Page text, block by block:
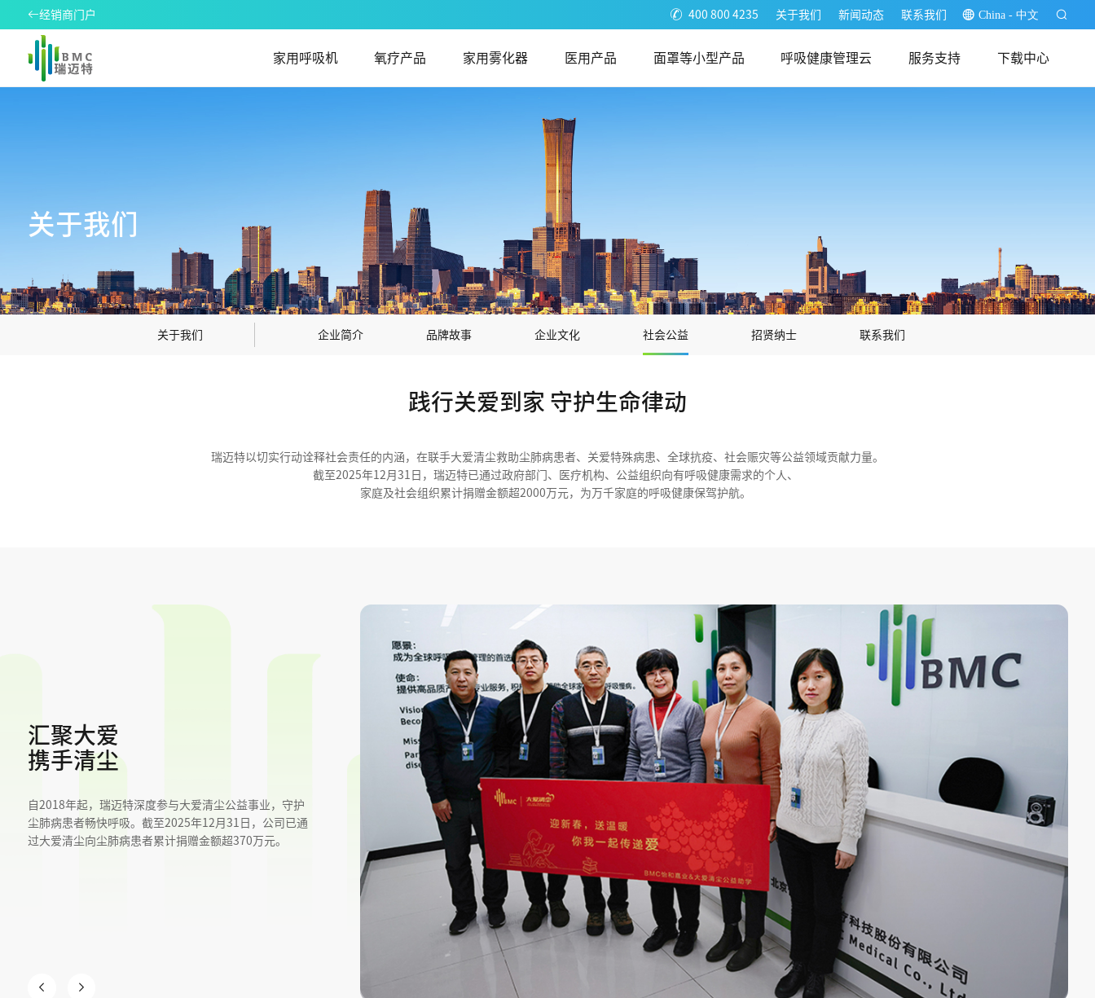
经销商门户 400 800 4235 关于我们 新闻动态 联系我们 China - 中文
家用呼吸机 氧疗产品 家用雾化器 医用产品 面罩等小型产品 呼吸健康管理云 服务支持 下载中心
关于我们
关于我们 企业简介 品牌故事 企业文化 社会公益 招贤纳士 联系我们
践行关爱到家 守护生命律动
瑞迈特以切实行动诠释社会责任的内涵，在联手大爱清尘救助尘肺病患者、关爱特殊病患、全球抗疫、社会赈灾等公益领域贡献力量。
截至2025年12月31日，瑞迈特已通过政府部门、医疗机构、公益组织向有呼吸健康需求的个人、
家庭及社会组织累计捐赠金额超2000万元，为万千家庭的呼吸健康保驾护航。
汇聚大爱
携手清尘
自2018年起，瑞迈特深度参与大爱清尘公益事业，守护
尘肺病患者畅快呼吸。截至2025年12月31日，公司已通
过大爱清尘向尘肺病患者累计捐赠金额超370万元。